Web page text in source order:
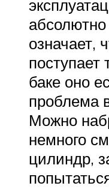
абсолютно
означает,
поступает
баке оно
проблема
Можно
немного
цилиндр,